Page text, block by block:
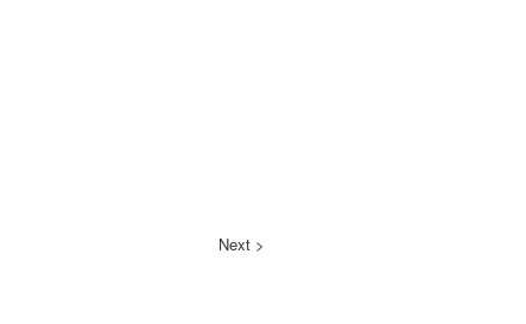
Next >